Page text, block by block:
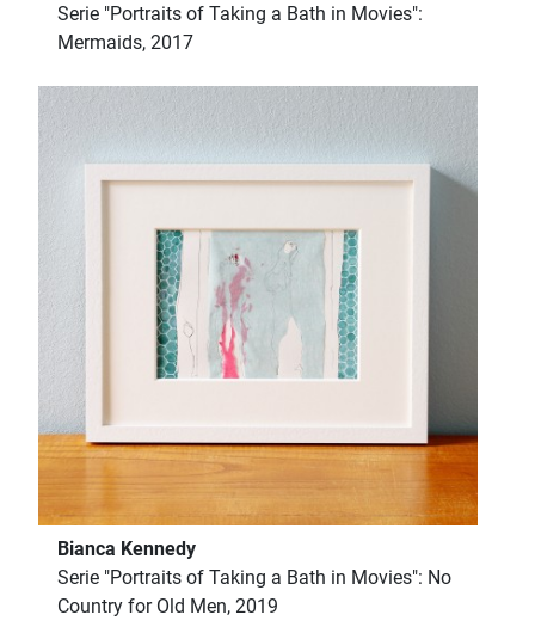
Serie "Portraits of Taking a Bath in Movies":
Mermaids, 2017
Bianca Kennedy
Serie "Portraits of Taking a Bath in Movies": No
Country for Old Men, 2019